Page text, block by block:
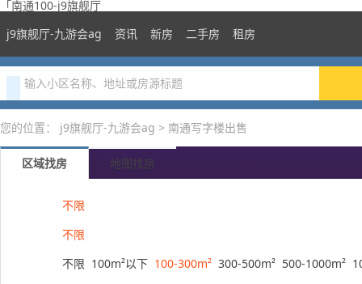
「南通100-j9旗舰厅
j9旗舰厅-九游会ag
资讯 新房 二手房 租房
您的位置： j9旗舰厅-九游会ag > 南通写字楼出售
区域找房 地图找房
不限
不限
不限 100m²以下 100-300m² 300-500m² 500-1000m²